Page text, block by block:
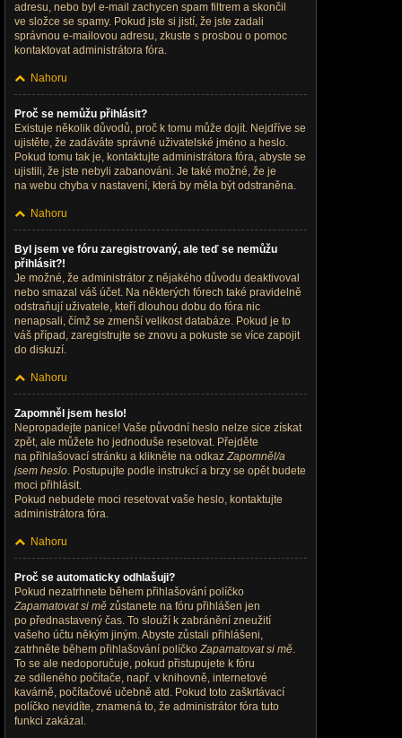
adresu, nebo byl e-mail zachycen spam filtrem a skončil
ve složce se spamy. Pokud jste si jistí, že jste zadali
správnou e-mailovou adresu, zkuste s prosbou o pomoc
kontaktovat administrátora fóra.
Nahoru
Proč se nemůžu přihlásit?
Existuje několik důvodů, proč k tomu může dojít. Nejdříve se
ujistěte, že zadáváte správné uživatelské jméno a heslo.
Pokud tomu tak je, kontaktujte administrátora fóra, abyste se
ujistili, že jste nebyli zabanováni. Je také možné, že je
na webu chyba v nastavení, která by měla být odstraněna.
Nahoru
Byl jsem ve fóru zaregistrovaný, ale teď se nemůžu
přihlásit?!
Je možné, že administrátor z nějakého důvodu deaktivoval
nebo smazal váš účet. Na některých fórech také pravidelně
odstraňují uživatele, kteří dlouhou dobu do fóra nic
nenapsali, čímž se zmenší velikost databáze. Pokud je to
váš případ, zaregistrujte se znovu a pokuste se více zapojit
do diskuzí.
Nahoru
Zapomněl jsem heslo!
Nepropadejte panice! Vaše původní heslo nelze sice získat
zpět, ale můžete ho jednoduše resetovat. Přejděte
na přihlašovací stránku a klikněte na odkazZapomněl/a
jsem heslo. Postupujte podle instrukcí a brzy se opět budete
moci přihlásit.
Pokud nebudete moci resetovat vaše heslo, kontaktujte
administrátora fóra.
Nahoru
Proč se automaticky odhlašuji?
Pokud nezatrhnete během přihlašování políčko
Zapamatovat si mě zůstanete na fóru přihlášen jen
po přednastavený čas. To slouží k zabránění zneužití
vašeho účtu někým jiným. Abyste zůstali přihlášeni,
zatrhněte během přihlašování políčkoZapamatovat si mě.
To se ale nedoporučuje, pokud přistupujete k fóru
ze sdíleného počítače, např. v knihovně, internetové
kavárně, počítačové učebně atd. Pokud toto zaškrtávací
políčko nevidíte, znamená to, že administrátor fóra tuto
funkci zakázal.